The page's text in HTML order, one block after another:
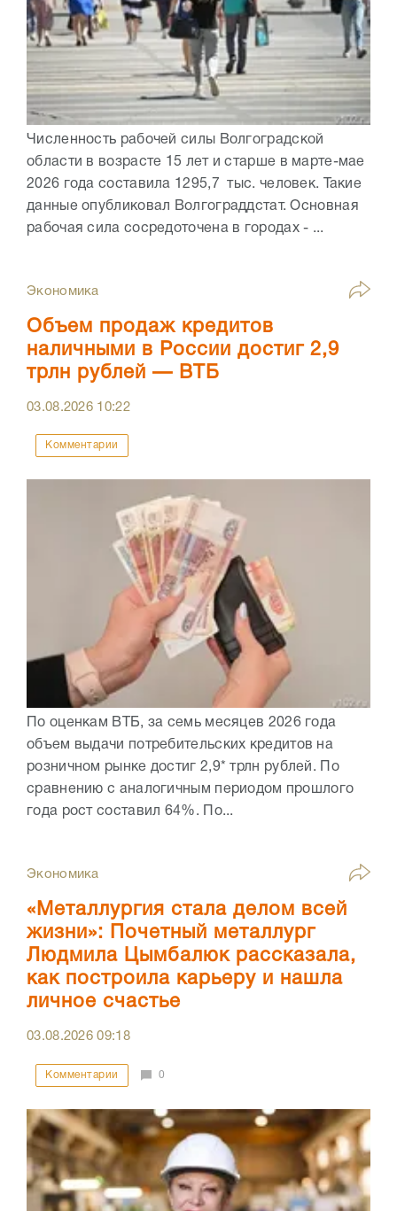
Численность рабочей силы Волгоградской
области в возрасте 15 лет и старше в марте-мае
2026 года составила 1295,7 тыс. человек. Такие
данные опубликовал Волгограддстат. Основная
рабочая сила сосредоточена в городах - ...
Экономика
Объем продаж кредитов
наличными в России достиг 2,9
трлн рублей — ВТБ
03.08.2026 10:22
Комментарии
По оценкам ВТБ, за семь месяцев 2026 года
объем выдачи потребительских кредитов на
розничном рынке достиг 2,9* трлн рублей. По
сравнению с аналогичным периодом прошлого
года рост составил 64%. По...
Экономика
«Металлургия стала делом всей
жизни»: Почетный металлург
Людмила Цымбалюк рассказала,
как построила карьеру и нашла
личное счастье
03.08.202609:18
Комментарии 0